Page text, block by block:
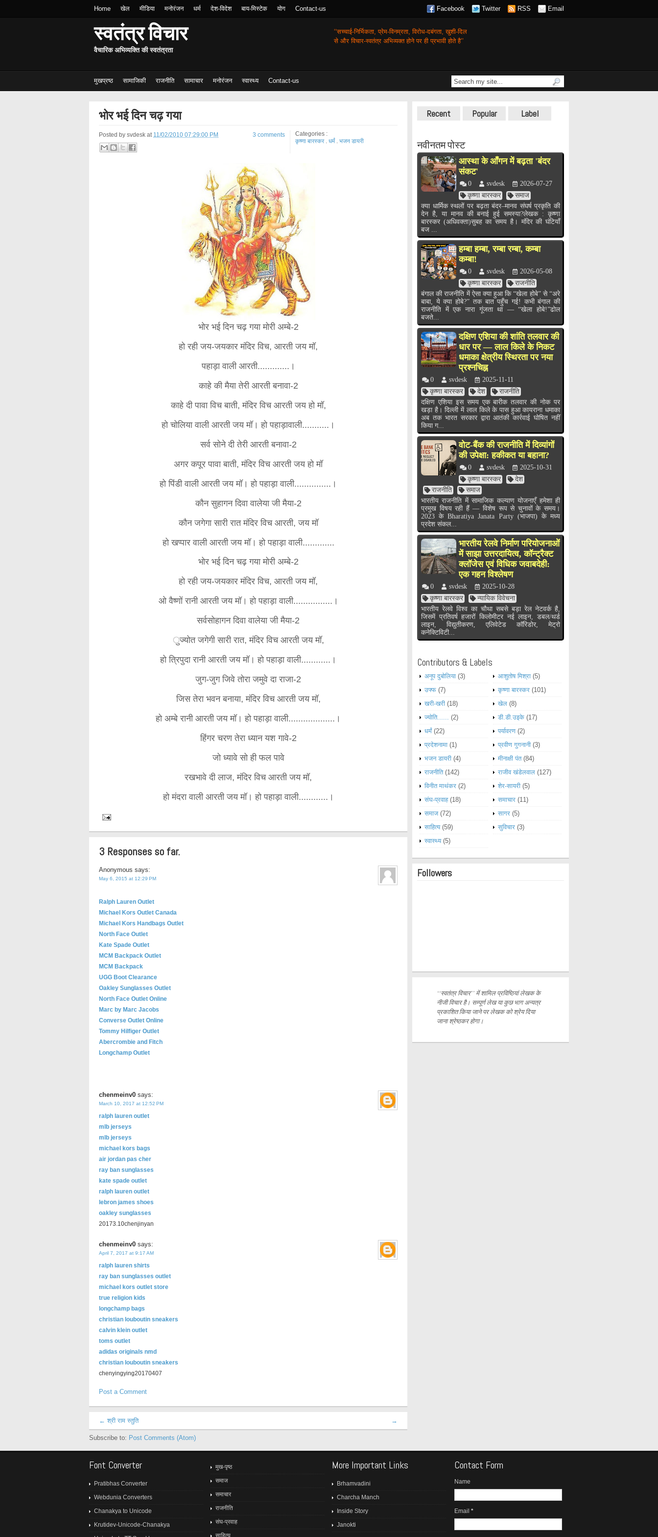
Home खेल मीडिया मनोरंजन धर्म देश-विदेश बाय-मिस्टेक योग Contact-us Facebook Twitter RSS Email
स्वतंत्र विचार
वैचारिक अभिव्यक्ति की स्वतंत्रता
‘‘सच्चाई-निर्भिकता, प्रेम-विनम्रता, विरोध-दबंगता,खुशी-दिल
से और विचार-स्वतंत्र अभिव्यक्त होने पर ही प्रभावी होते है’’
मुखप्रष्ठ सामाजिकी राजनीति सामाचार मनोरंजन स्वास्थ्य Contact-us
भोर भई दिन चढ़ गया
Posted by svdesk at 11/02/2010 07:29:00 PM 3 comments
Categories :
कृष्णा बारस्कर. धर्मं. भजन डायरी
भोर भई दिन चढ़ गया मोरी अम्बे-2
हो रही जय-जयकार मंदिर विच, आरती जय मॉ,
पहाड़ा वाली आरती.............।
काहे की मैया तेरी आरती बनावा-2
काहे दी पावा विच बाती, मंदिर विच आरती जय हो मॉ,
हो चोलिया वाली आरती जय मॉ। हो पहाड़ावाली...........।
सर्व सोने दी तेरी आरती बनावा-2
अगर कपूर पावा बाती, मंदिर विच आरती जय हो मॉ
हो पिंडी वाली आरती जय मॉ। हो पहाड़ा वाली...............।
कौन सुहागन दिवा वालेया जी मैया-2
कौन जगेगा सारी रात मंदिर विच आरती, जय मॉ
हो खप्पार वाली आरती जय मॉ। हो पहाड़ा वाली.............
भोर भई दिन चढ़ गया मोरी अम्बे-2
हो रही जय-जयकार मंदिर विच, आरती जय मॉ,
ओ वैष्णों रानी आरती जय मॉ। हो पहाड़ा वाली................।
सर्वसोहागन दिवा वालेया जी मैया-2
ुज्योत जगेगी सारी रात, मंदिर विच आरती जय मॉ,
हो त्रिपुदा रानी आरती जय मॉ। हो पहाड़ा वाली............।
जुग-जुग जिवे तोरा जमुवे दा राजा-2
जिस तेरा भवन बनाया, मंदिर विच आरती जय मॉ,
हो अम्बे रानी आरती जय मॉ। हो पहाड़ा वाली...................।
हिंगर चरण तेरा ध्यान यश गावे-2
जो ध्यावे सो ही फल पावे
रखभावे दी लाज, मंदिर विच आरती जय मॉ,
हो मंदरा वाली आरती जय मॉ। हो पहाड़ा वाली............।
3 Responses so far.
Anonymous says:
May 6, 2015 at 12:29 PM
Ralph Lauren Outlet
Michael Kors Outlet Canada
Michael Kors Handbags Outlet
North Face Outlet
Kate Spade Outlet
MCM Backpack Outlet
MCM Backpack
UGG Boot Clearance
Oakley Sunglasses Outlet
North Face Outlet Online
Marc by Marc Jacobs
Converse Outlet Online
Tommy Hilfiger Outlet
Abercrombie and Fitch
Longchamp Outlet
chenmeinv0 says:
March 10, 2017 at 12:52 PM
ralph lauren outlet
mlb jerseys
mlb jerseys
michael kors bags
air jordan pas cher
ray ban sunglasses
kate spade outlet
ralph lauren outlet
lebron james shoes
oakley sunglasses
20173.10chenjinyan
chenmeinv0 says:
April 7, 2017 at 9:17 AM
ralph lauren shirts
ray ban sunglasses outlet
michael kors outlet store
true religion kids
longchamp bags
christian louboutin sneakers
calvin klein outlet
toms outlet
adidas originals nmd
christian louboutin sneakers
chenyingying20170407
Post a Comment
← श्री राम स्तुति →
Subscribe to: Post Comments (Atom)
Recent Popular Label
नवीनतम पोस्ट
आस्था के आँगन में बढ़ता 'बंदर
संकट'
0 svdesk
2026-07-27
कृष्णा बारस्कर
समाज
क्या धार्मिक स्थलों पर बढ़ता बंदर–मानव संघर्ष प्रकृति की
देन है, या मानव की बनाई हुई समस्या?लेखक : कृष्णा
बारस्कर (अधिवक्ता)सुबह का समय है। मंदिर की घंटियाँ
बज ...
हम्बा हम्बा, रम्बा रम्बा, कम्बा
कम्बा!
0 svdesk
2026-05-08
कृष्णा बारस्कर
राजनीति
बंगाल की राजनीति में ऐसा क्या हुआ कि “खेला होबे” से “अरे
बाबा, ये क्या होबे?” तक बात पहुँच गई! कभी बंगाल की
राजनीति में एक नारा गूंजता था — “खेला होबे!”ढोल
बजते...
दक्षिण एशिया की शांति तलवार की
धार पर — लाल किले के निकट
धमाका क्षेत्रीय स्थिरता पर नया
प्रश्नचिह्न
0 svdesk
2025-11-11
कृष्णा बारस्कर
देश
राजनीति
दक्षिण एशिया इस समय एक बारीक तलवार की नोक पर
खड़ा है। दिल्ली में लाल किले के पास हुआ कायराना धमाका
अब तक भारत सरकार द्वारा आतंकी कार्रवाई घोषित नहीं
किया ग...
वोट-बैंक की राजनीति में दिव्यांगों
की उपेक्षा: हकीकत या बहाना?
0 svdesk
2025-10-31
कृष्णा बारस्कर
देश
राजनीति
समाज
भारतीय राजनीति में सामाजिक कल्याण योजनाएँ हमेशा ही
प्रमुख विषय रही हैं — विशेष रूप से चुनावों के समय।
2023 के Bharatiya Janata Party (भाजपा) के मध्य
प्रदेश संकल...
भारतीय रेलवे निर्माण परियोजनाओं
में साझा उत्तरदायित्व, कॉन्ट्रैक्ट
क्लॉजेस एवं विधिक जवाबदेही:
एक गहन विश्लेषण
0 svdesk
2025-10-28
कृष्णा बारस्कर
न्यायिक विवेचना
भारतीय रेलवे विश्व का चौथा सबसे बड़ा रेल नेटवर्क है,
जिसमें प्रतिवर्ष हजारों किलोमीटर नई लाइन, डबल/थर्ड
लाइन, विद्युतीकरण, एलिवेटेड कॉरिडोर, मेट्रो
कनेक्टिविटी...
Contributors & Labels
अनूप दुबोलिया (3) आशुतोष मिश्रा (5)
उफ्फ (7) कृष्णा बारस्कर (101)
खरी-खरी (18) खेल (8)
ज्योति...... (2) डी.डी.उइके (17)
धर्मं (22) पर्यावरण (2)
प्रदेशनामा (1) प्रवीण गुगनानी (3)
भजन डायरी (4) मीनाक्षी पंत (84)
राजनीति (142) राजीव खंडेलवाल (127)
विनीत माथंकर (2) शेर-सायरी (5)
संघ-प्रवाह (18) समाचार (11)
समाज (72) सागर (5)
साहित्य (59) सुविचार (3)
स्वास्थ्य (5)
Followers
‘‘स्वतंत्र विचार’’ में शामिल प्रविष्ठियां लेखक के
नीजी विचार है। सम्पूर्ण लेख या कुछ भाग अन्यत्र
प्रकाशितकिया जाने पर लेखक को श्रेय दिया
जाना श्रेष्ठकर होगा।
Font Converter
Pratibhas Converter
Webdunia Converters
Chanakya to Unicode
Krutidev-Unicode-Chanakya
मुख-पृष्ठ
समाज
समाचार
राजनीति
संघ-प्रवाह
साहित्य
More Important Links
Brhamvadini
Charcha Manch
Inside Story
Janokti
Contact Form
Name
Email *